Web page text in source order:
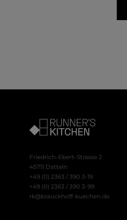
Friedrich-Ebert-Strasse 2
45711 Datteln
+49 (0) 2363 / 390 3-19
+49 (0) 2363 / 390 3-99
rk@brauckhoff-kuechen.de